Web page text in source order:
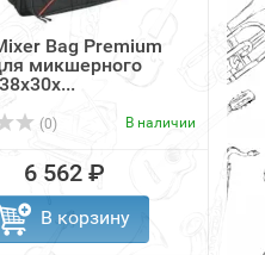
Bag Premium
микшерного
(0) В наличии
6 562 ₽
В корзину